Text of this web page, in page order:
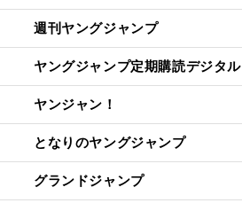
週刊ヤングジャンプ
ヤングジャンプ定期購読デジタル
ヤンジャン！
となりのヤングジャンプ
グランドジャンプ